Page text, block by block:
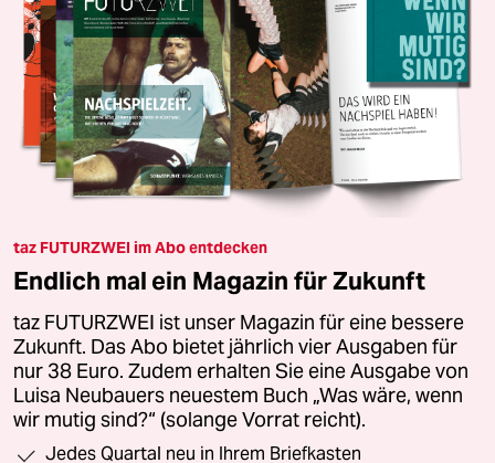
taz FUTURZWEI im Abo entdecken
Endlich mal ein Magazin für Zukunft
taz FUTURZWEI ist unser Magazin für eine bessere
Zukunft. Das Abo bietet jährlich vier Ausgaben für
nur 38 Euro. Zudem erhalten Sie eine Ausgabe von
Luisa Neubauers neuestem Buch „Was wäre, wenn
wir mutig sind?“ (solange Vorrat reicht).
Jedes Quartal neu in Ihrem Briefkasten